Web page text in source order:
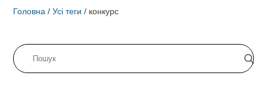
Головна / Усі теги / конкурс